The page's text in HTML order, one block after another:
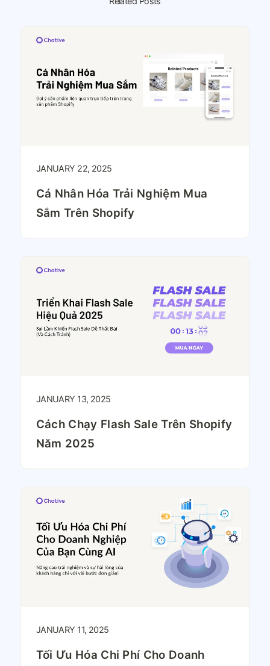
JANUARY 22, 2025
Cá Nhân Hóa Trải Nghiệm Mua
Sắm Trên Shopify
JANUARY 13, 2025
Cách Chạy Flash Sale Trên Shopify
Năm 2025
JANUARY 11, 2025
Tối Ưu Hóa Chi Phí Cho Doanh